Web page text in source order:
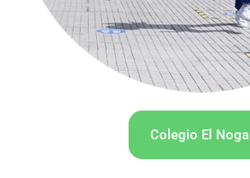
Colegio El Nogal